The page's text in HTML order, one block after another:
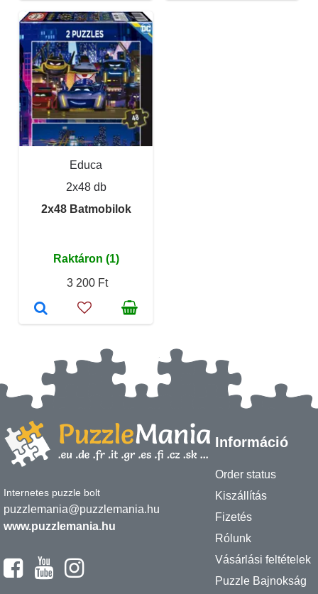
Educa
2x48 db
2x48 Batmobilok
Raktáron (1)
3 200 Ft
Internetes puzzle bolt
puzzlemania@puzzlemania.hu
www.puzzlemania.hu
Információ
Order status
Kiszállítás
Fizetés
Rólunk
Vásárlási feltételek
Puzzle Bajnokság